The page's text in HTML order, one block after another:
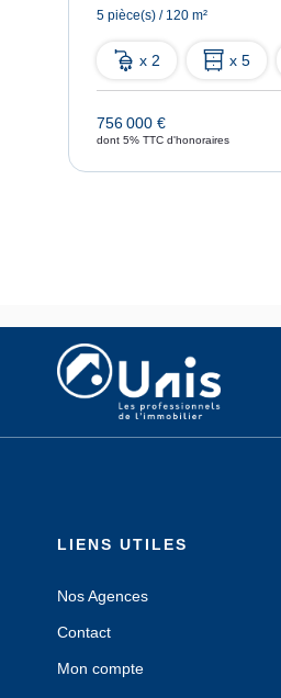
5 pièce(s) / 120 m²
x 2 x 5
756 000 €
dont 5% TTC d'honoraires
LIENS UTILES
Nos Agences
Contact
Mon compte